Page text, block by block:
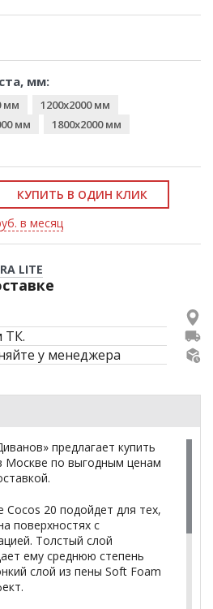
мм:
мм
1200x2000 мм
мм
1800x2000 мм
КУПИТЬ В ОДИН КЛИК
в месяц
LITE
ТК.
у менеджера
предлагает купить
Москве по выгодным ценам
20 подойдет для тех,
поверхностях с
Толстый слой
ему среднюю степень
слой из пены Soft Foam